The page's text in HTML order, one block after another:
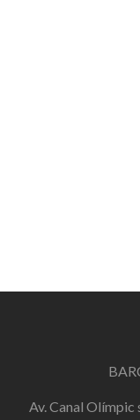
Av. Canal